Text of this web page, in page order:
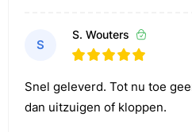
S
S. Wouters
Snel geleverd. Tot nu toe
dan uitzuigen of kloppen.